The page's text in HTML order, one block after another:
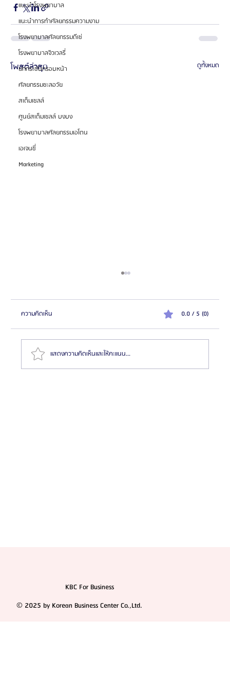
แนะนำโรงพยาบาล
แนะนำการทำศัลยกรรมความงาม
โรงพยาบาลศัลยกรรมดีเซ่
โรงพยาบาลจิวเวลรี่
ยกกระชับกรอบหน้า
ศัลยกรรมชะลอวัย
สเต็มเซลล์
ศูนย์สเต็มเซลล์ บงบง
โรงพยาบาลศัลยกรรมเอโตน
เอเจนซี่
Marketing
โพสต์ล่าสุด ดูทั้งหมด
ความคิดเห็น 0.0 / 5 (0)
แสดงความคิดเห็นและให้คะแนน...
KBC For Business
© 2025 by Korean Business Center Co.,Ltd.